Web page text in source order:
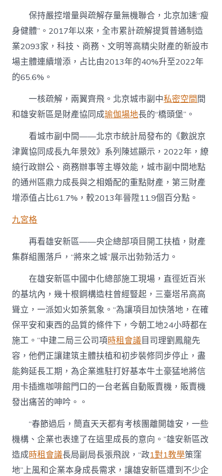
保持嚴控增量與疏解存量無機聯合，北京加速“瘦
身健體”。2017年以來，全市累計疏解提質普通制造
業2093家，科技、商務、文明等高精尖財產的新設市
場主體連續增添，占比由2013年的40%升至2022年
的65.6%。
一核疏解，兩翼齊飛。北京城市副中私密空間 間
和雄安新區是財產協同成瑜伽場地長的“橋頭堡”。
看城市副中間——北京市統計局發布的《數說京
津冀協同成長九年景效》系列陳述顯示，2022年，繚
繞行政辦公、商務辦事等主導效能，城市副中間地點
的通州區鼎力成長與之相婚配的重點財產，第三財產
增添值占比61.7%，較2013年晉陞11.9個百分點。
九宮格
再看雄安新區——央企總部項目開工扶植，財產
集群組團落戶，“將來之城”展示出勃勃活力。
在雄安新區中國中化總部施工現場，直徑近百米
的基坑內，幾十根鋼構造柱曾經豎起，三臺塔吊高高
聳立，一派如火如荼氣象。“為讓項目加快落地，在確
保平安和東西的品質的條件下，今朝工地24小時都在
施工。”中建二局三公司項時租會議 目司理劉鳳龍先
容，他們正讓建筑主體扶植和初步裝修同步停止，盡
能夠延長工期，為企業進駐打好基本牛土豪猛地將信
用卡插進咖啡館門口的一台老舊自動販賣機，販賣機
發出痛苦的呻吟。。
“春節過后，簡直天天都有考核團離開雄安，一些
機構、企業也表達了在這里成長的意向。”雄安新區改
造成時租會議長局副局長張飛說，“政1對1教學策窪
地”上風和企業本身成長需求，讓雄安新區遭到不少企